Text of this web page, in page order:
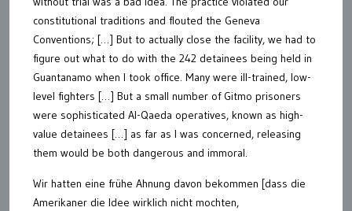
constitutional traditions and flouted the Geneva
Conventions; […] But to actually close the facility, we had to
figure out what to do with the 242 detainees being held in
Guantanamo when I took office. Many were ill-trained, low-
level fighters […] But a small number of Gitmo prisoners
were sophisticated Al-Qaeda operatives, known as high-
value detainees […] as far as I was concerned, releasing
them would be both dangerous and immoral.
Wir hatten eine frühe Ahnung davon bekommen [dass die
Amerikaner die Idee wirklich nicht mochten,